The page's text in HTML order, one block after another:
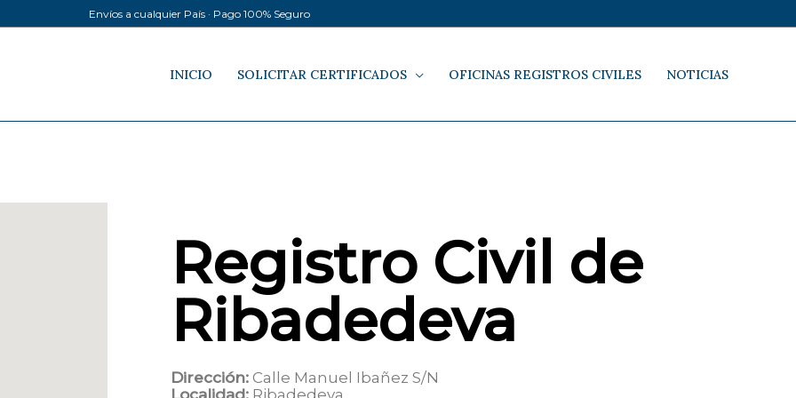
Envíos a cualquier País · Pago 100% Seguro
INICIO SOLICITAR CERTIFICADOS OFICINAS REGISTROS CIVILES NOTICIAS
Registro Civil de
Ribadedeva
Dirección: Calle Manuel Ibañez S/N
Localidad: Ribadedeva